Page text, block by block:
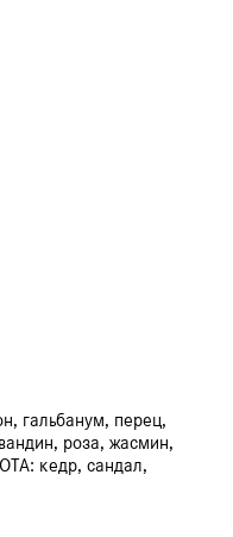
гальбанум, перец,
роза, жасмин,
кедр, сандал,